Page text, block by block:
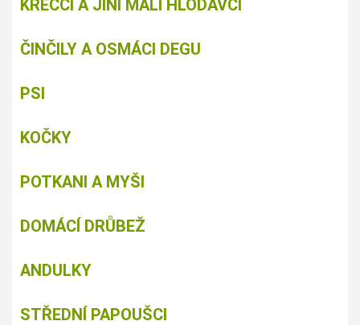
KŘEČCI A JINÍ MALÍ HLODAVCI
ČINČILY A OSMÁCI DEGU
PSI
KOČKY
POTKANI A MYŠI
DOMÁCÍ DRŮBEŽ
ANDULKY
STŘEDNÍ PAPOUŠCI